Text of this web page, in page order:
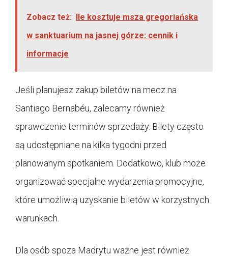
Zobacz też: Ile kosztuje msza gregoriańska
w sanktuarium na jasnej górze: cennik i
informacje
Jeśli planujesz zakup biletów na mecz na
Santiago Bernabéu, zalecamy również
sprawdzenie terminów sprzedaży. Bilety często
są udostępniane na kilka tygodni przed
planowanym spotkaniem. Dodatkowo, klub może
organizować specjalne wydarzenia promocyjne,
które umożliwią uzyskanie biletów w korzystnych
warunkach.
Dla osób spoza Madrytu ważne jest również